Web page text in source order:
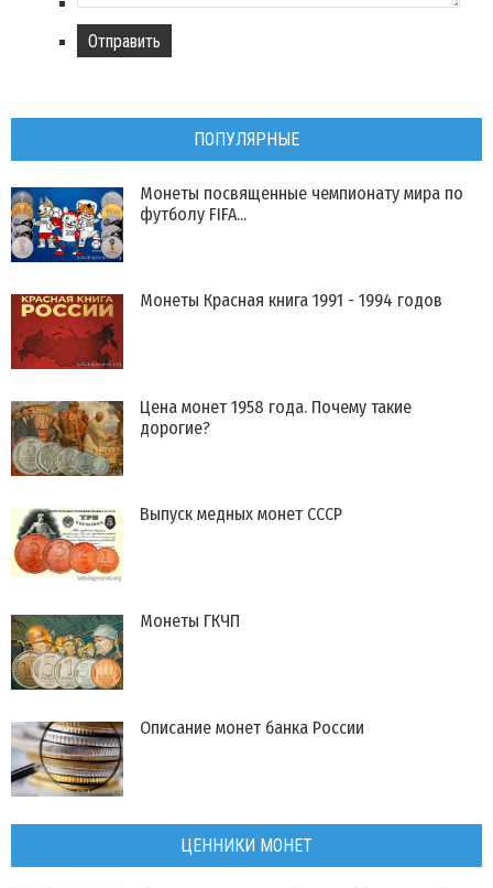
Отправить
ПОПУЛЯРНЫЕ
Монеты посвященные чемпионату мира по
футболу FIFA...
Монеты Красная книга 1991 - 1994 годов
Цена монет 1958 года. Почему такие
дорогие?
Выпуск медных монет СССР
Монеты ГКЧП
Описание монет банка России
ЦЕННИКИ МОНЕТ